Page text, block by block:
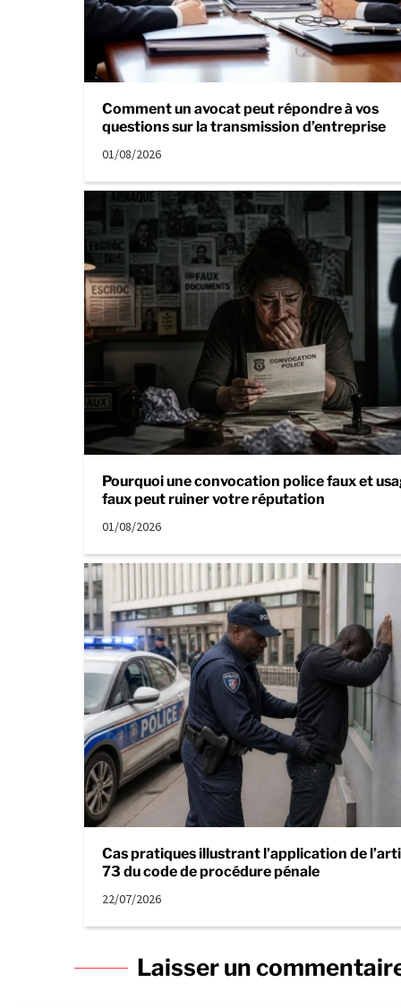
Comment un avocat peut répondre à vos
questions sur la transmission d’entreprise
01/08/2026
Pourquoi une convocation police faux et
faux peut ruiner votre réputation
01/08/2026
Cas pratiques illustrant l’application de
73 du code de procédure pénale
22/07/2026
Laisser un